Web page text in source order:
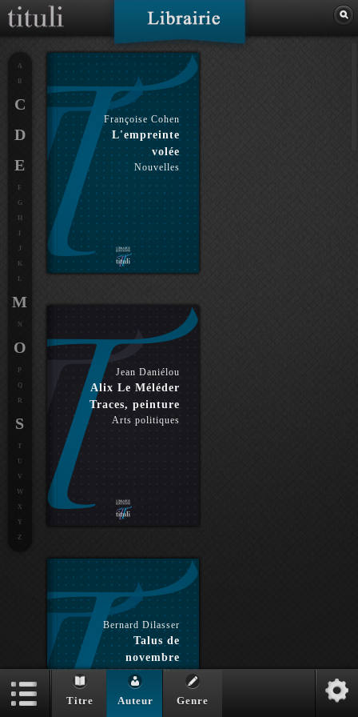
Françoise Cohen
L'empreinte
volée
Nouvelles
Jean Daniélou
Alix Le Méléder
Traces, peinture
Arts politiques
Bernard Dilasser
Talus de
novembre
Nouvelles
A
B
C
D
E
F
G
H
J
K
L
M
N
O
P
Q
R
S
T
U
V
W
X
Y
Z
Titre Auteur Genre